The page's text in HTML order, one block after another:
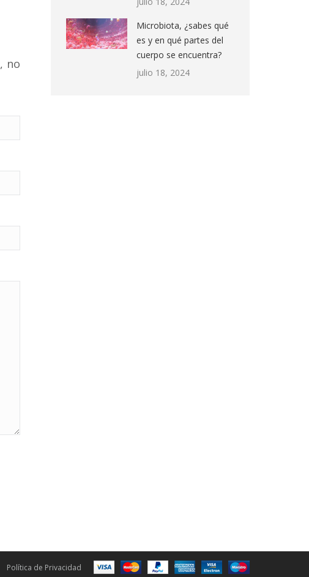
, no
Microbiota, ¿sabes qué
es y en qué partes del
cuerpo se encuentra?
julio 18, 2024
Política de Privacidad